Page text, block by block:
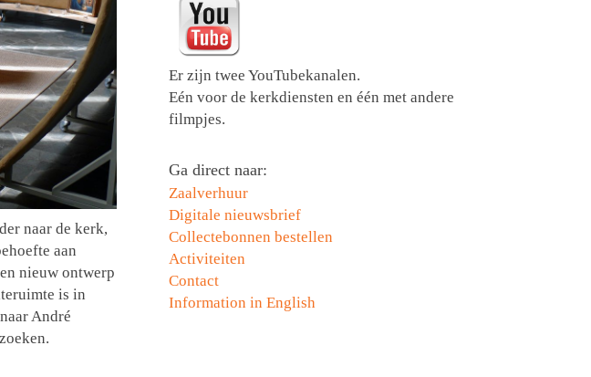
naar de kerk,
aan
nieuw ontwerp
is in
André
Er zijn twee YouTubekanalen.
Eén voor de kerkdiensten en één met andere
filmpjes.
Ga direct naar:
Zaalverhuur
Digitale nieuwsbrief
Collectebonnen bestellen
Activiteiten
Contact
Information in English